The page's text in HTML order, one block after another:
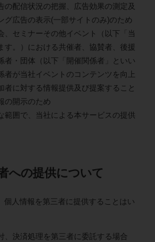
の配信状況の把握、広告効果の測定及
グ広告の表示(一部サイトのみ)のため
、セミナーその他イベント（以下「当
す。）における共催者、協賛者、後援
者・団体（以下「開催関係者」といい
者が当社イベントのコンテンツを向上
者に対する情報提供及び提案すること
の開示のため
範囲で、当社による本サービスの提供
への提供について
個人情報を第三者に提供することはい
、決済処理を第三者に委託する場合